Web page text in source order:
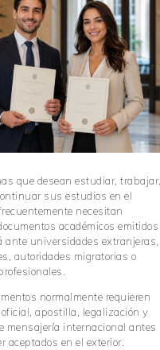
que desean estudiar, trabajar,
sus estudios en el
necesitan
académicos emitidos
ante universidades extranjeras,
autoridades migratorias o
normalmente requieren
apostilla, legalización y
mensajería internacional antes
aceptados en el exterior.